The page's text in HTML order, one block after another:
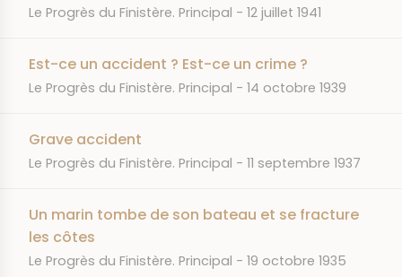
JOURNAL
Le Progrès du Finistère. Principal DATE
12 juillet 1941
Est-ce un accident ? Est-ce un crime ?
JOURNAL
Le Progrès du Finistère. Principal DATE
14 octobre 1939
Grave accident
JOURNAL
Le Progrès du Finistère. Principal DATE
11 septembre 1937
Un marin tombe de son bateau et se fracture
les côtes
JOURNAL
Le Progrès du Finistère. Principal DATE
19 octobre 1935